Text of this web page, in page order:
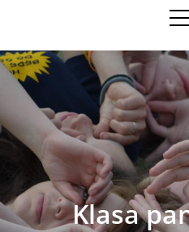
Klasa